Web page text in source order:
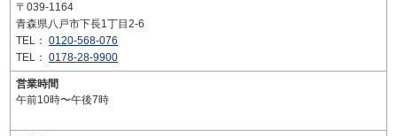
〒039-1164
青森県八戸市下長1丁目2-6
TEL： 0120-568-076
TEL： 0178-28-9900
営業時間
午前10時〜午後7時